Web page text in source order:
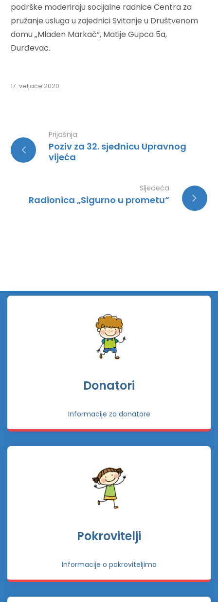
podrške moderiraju socijalne radnice Centra za
pružanje usluga u zajednici Svitanje u Društvenom
domu „Mladen Markač“, Matije Gupca 5a,
Đurđevac.
17. veljače 2020.
Prijašnja
Poziv za 32. sjednicu Upravnog
vijeća
Sljedeća
Radionica „Sigurno u prometu“
Donatori
Informacije za donatore
Pokrovitelji
Informacije o pokroviteljima